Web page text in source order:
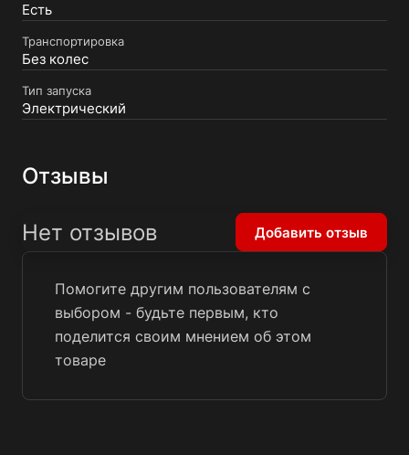
Есть
Транспортировка
Без колес
Тип запуска
Электрический
Отзывы
Помогите другим пользователям с
выбором - будьте первым, кто
поделится своим мнением об этом
товаре
Нет отзывов Добавить отзыв